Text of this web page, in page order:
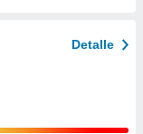
Detalle